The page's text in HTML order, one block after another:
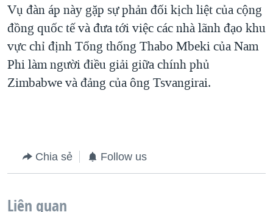
QUAN HỆ VIỆT MỸ
Vụ đàn áp này gặp sự phản đối kịch liệt của cộng
đồng quốc tế và đưa tới việc các nhà lãnh đạo khu
vực chỉ định Tổng thống Thabo Mbeki của Nam
Phi làm người điều giải giữa chính phủ
Zimbabwe và đảng của ông Tsvangirai.
Chia sẻ Follow us
Liên quan